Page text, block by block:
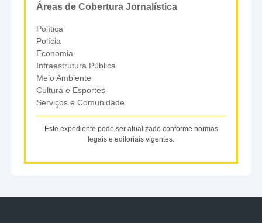
Áreas de Cobertura Jornalística
Política
Polícia
Economia
Infraestrutura Pública
Meio Ambiente
Cultura e Esportes
Serviços e Comunidade
Este expediente pode ser atualizado conforme normas
legais e editoriais vigentes.